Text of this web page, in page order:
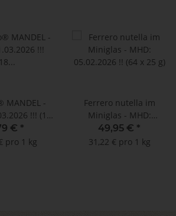
MANDEL -
!!! (18
€ *
pro 1 kg
Ferrero nutella im
Miniglas - MHD:
05.02.2026 !! (64 x 25 g)
49,95 € *
31,22 € pro 1 kg